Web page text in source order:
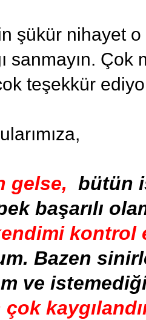
şükür nihayet
sanmayın.
teşekkür
gelse, bütün
başarılı
kontrol
Bazen
ve